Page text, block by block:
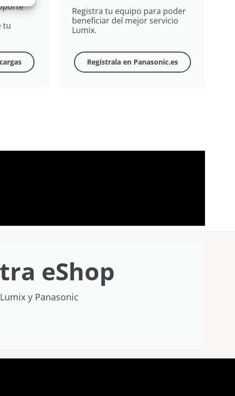
tu
Registra tu equipo para poder
beneficiar del mejor servicio
Lumix.
Regístrala en Panasonic.es
eShop
y Panasonic